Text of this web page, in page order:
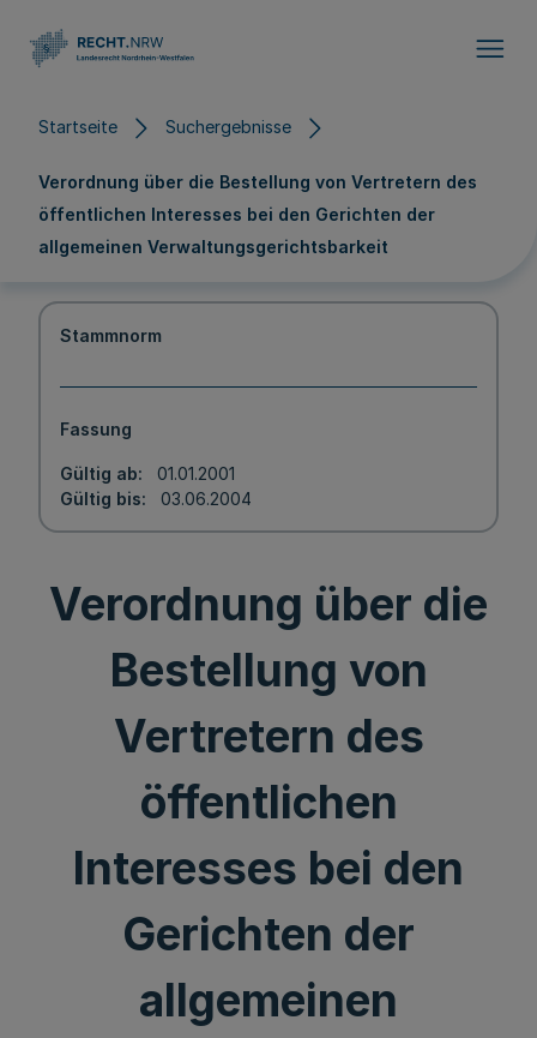
Startseite Suchergebnisse
Verordnung über die Bestellung von Vertretern des
öffentlichen Interesses bei den Gerichten der
allgemeinen Verwaltungsgerichtsbarkeit
Stammnorm
Fassung
Gültig ab
01.01.2001
Gültig bis
03.06.2004
Verordnung über die
Bestellung von
Vertretern des
öffentlichen
Interesses bei den
Gerichten der
allgemeinen